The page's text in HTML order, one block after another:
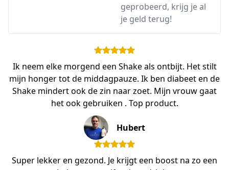
geprobeerd, krijg je al
je geld terug!
Ik neem elke morgend een Shake als ontbijt. Het stilt
mijn honger tot de middagpauze. Ik ben diabeet en de
Shake mindert ook de zin naar zoet. Mijn vrouw gaat
het ook gebruiken . Top product.
Hubert
Super lekker en gezond. Je krijgt een boost na zo een